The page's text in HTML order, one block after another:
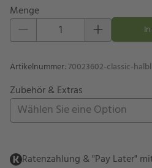
Menge
Eins hinzufügen Eins
Artikelnummer:70023602-classic-
Zubehör & Extras
Wählen Sie eine Option
Ratenzahlung & "Pay Later"